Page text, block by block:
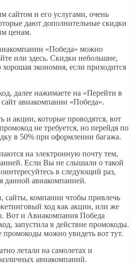
сайтом и его услугами, очень
дают дополнительные скидки
ценам.
«Победа» можно
или здесь. Скидки небольшие,
хорошая экономия, если приходится
далее нажимаете на «Перейти в
авиакомпании «Победа».
и акции, которые проводятся, вот
не требуется, но перейдя по
в 50% при оформлении багажа.
на электронную почту тем,
Если Вы не слышали о такой
в следующий раз,
данной авиакомпанией.
сайты, компании чтобы привлечь
ход как акции, или же
Вот и Авиакомпания Победа
запустила в действие промокоды.
можно увидеть вот тут.
летали на самолетах и
авиакомпаний.